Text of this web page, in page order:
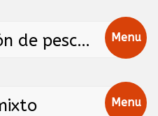
Chicharrón de pescado Menu
Menu